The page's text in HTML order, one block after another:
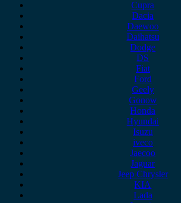
Cupra
Dacia
Daewoo
Daihatsu
Dodge
DS
Fiat
Ford
Geely
Gonow
Honda
Hyundai
Isuzu
iveco
Jaecoo
Jaguar
Jeep Chrysler
KIA
Lada